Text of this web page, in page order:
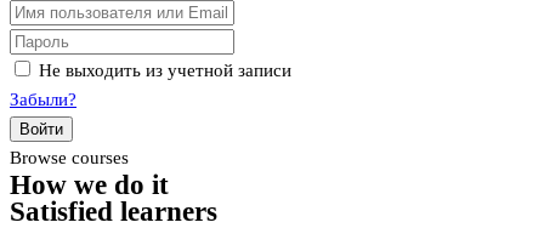
Не выходить из учетной записи
Забыли?
Войти
Browse courses
How we do it
Satisfied learners